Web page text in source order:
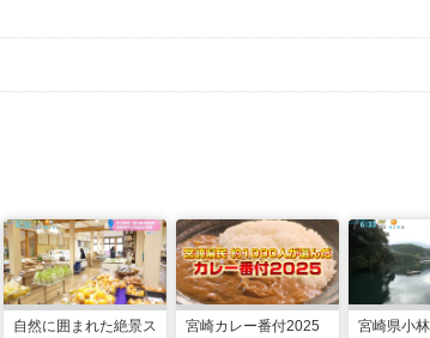
自然に囲まれた絶景ス 宮崎カレー番付2025 宮崎県小